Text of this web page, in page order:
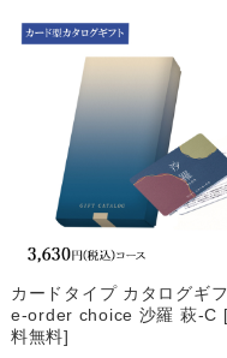
カードタイプ カタログギ
e-order choice 沙羅 萩-C
料無料]